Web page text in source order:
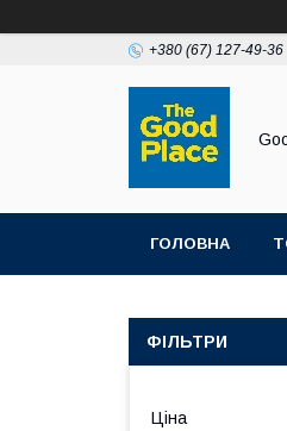
+380 (67) 127-49-36
ГОЛОВНА
ФІЛЬТРИ
Ціна